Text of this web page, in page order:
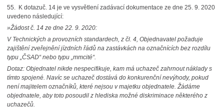
55. K dotazuč. 14 je ve vysvětlení zadávací dokumentace ze dne 25. 9. 2020
uvedeno následující:
»Žádost č. 14 ze dne 22. 9. 2020:
V Technických a provozních standardech, z čl. 4, Objednavatel požaduje
zajištění zveřejnění jízdních řádů na zastávkách na označnících bez rozdílu
typu „ČSAD“ nebo typu „mmcité“.
Dotaz: Objednatel nikde nespecifikuje, kam má uchazeč zahrnout náklady s
tímto spojené. Navíc se uchazeč dostává do konkurenční nevýhody, pokud
není majitelem označníků, které nejsou v majetku objednatele. Žádáme
objednatele, aby toto posoudil z hlediska možné diskriminace některého z
uchazečů.